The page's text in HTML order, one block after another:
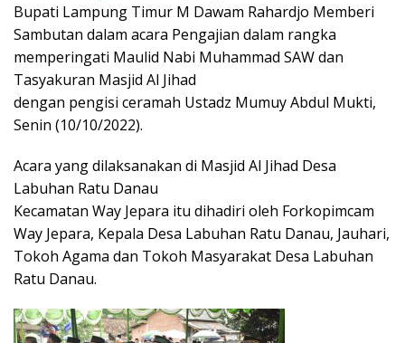
Bupati Lampung Timur M Dawam Rahardjo Memberi
Sambutan dalam acara Pengajian dalam rangka
memperingati Maulid Nabi Muhammad SAW dan
Tasyakuran Masjid Al Jihad
dengan pengisi ceramah Ustadz Mumuy Abdul Mukti,
Senin (10/10/2022).
Acara yang dilaksanakan di Masjid Al Jihad Desa
Labuhan Ratu Danau
Kecamatan Way Jepara itu dihadiri oleh Forkopimcam
Way Jepara, Kepala Desa Labuhan Ratu Danau, Jauhari,
Tokoh Agama dan Tokoh Masyarakat Desa Labuhan
Ratu Danau.